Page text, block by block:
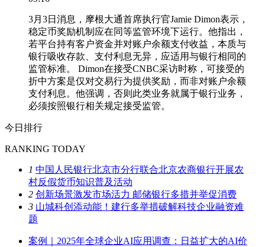
3月3日消息，摩根大通首席执行官Jamie Dimon表示，
稳定币奖励机制应在同等监管环境下运行。他指出，
若平台持有客户资金并对账户余额支付收益，本质与
银行吸收存款、支付利息无异，应适用与银行相同的
监管标准。 Dimon在接受CNBC采访时称，可接受的
折中方案是仅对交易行为提供奖励，而非对账户余额
支付利息。他强调，否则此类业务就属于银行业务，
必须按照银行相关规定接受监管。
今日排行
RANKING TODAY
1 中国人民银行北京市分行联合北京农商银行开展农
村反假货币知识普及活动
2 创新场景激发市场活力 邮储银行多措并举促消费
3 山城科创添动能！建行多举措破解科技企业融资难
题
案例｜2025年全球企业AI应用调查：日益扩大的AI价